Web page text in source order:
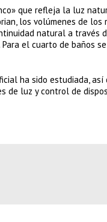
que refleja la luz
los volúmenes de los
natural a través
el cuarto de baños
ha sido estudiada, así
de luz y control de